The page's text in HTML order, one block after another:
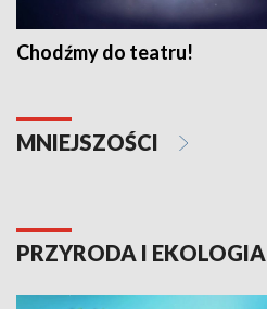
Chodźmy do teatru!
MNIEJSZOŚCI
PRZYRODA I EKOLOGIA